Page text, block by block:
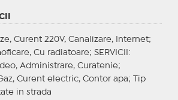
Curent 220V, Canalizare, Internet;
Cu radiatoare; SERVICII :
Administrare, Curatenie;
Curent electric, Contor apa;
Tip
in strada